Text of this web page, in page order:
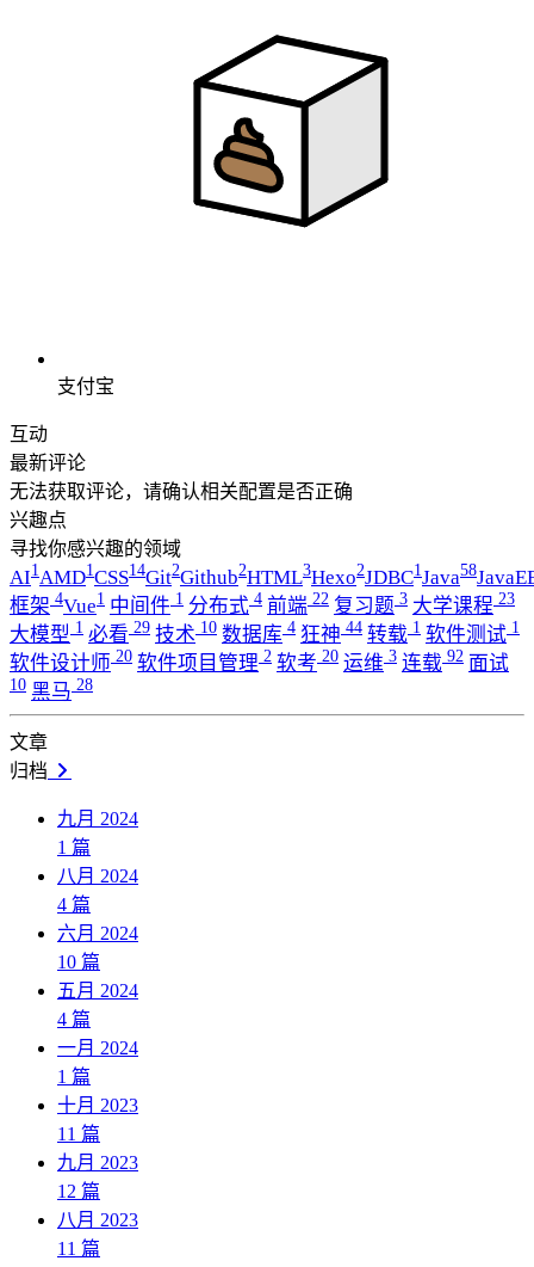
支付宝
互动
最新评论
无法获取评论，请确认相关配置是否正确
兴趣点
寻找你感兴趣的领域
AI1AMD1CSS14Git2Github2HTML3Hexo2JDBC1Java58
框架 4Vue1 中间件 1 分布式 4 前端 22 复习题 3 大学课程 23
大模型 1 必看 29 技术 10 数据库 4 狂神 44 转载 1 软件测试 1
软件设计师 20 软件项目管理 2 软考 20 运维 3 连载 92 面试
10 黑马 28
文章
归档
九月 2024
1 篇
八月 2024
4 篇
六月 2024
10 篇
五月 2024
4 篇
一月 2024
1 篇
十月 2023
11 篇
九月 2023
12 篇
八月 2023
11 篇